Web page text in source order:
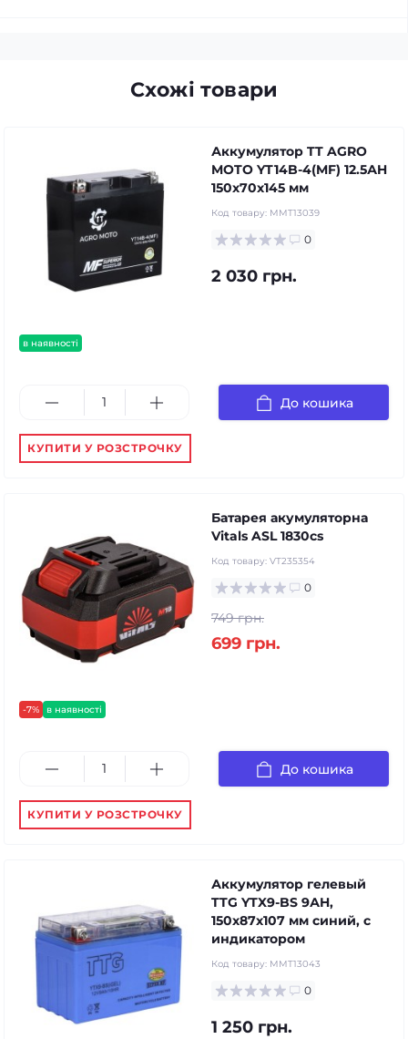
Схожі товари
в наявності
Аккумулятор TT AGRO
MOTO YT14B-4(MF) 12.5АH
150х70х145 мм
Код товару: MMT13039
0
2 030 грн.
До кошика
КУПИТИ У РОЗСТРОЧКУ
-7% в наявності
Батарея акумуляторна
Vitals ASL 1830cs
Код товару: VT235354
0
749 грн.
699 грн.
До кошика
КУПИТИ У РОЗСТРОЧКУ
Аккумулятор гелевый
TTG YTX9-BS 9АH,
150х87х107 мм синий, с
индикатором
Код товару: MMT13043
0
1 250 грн.